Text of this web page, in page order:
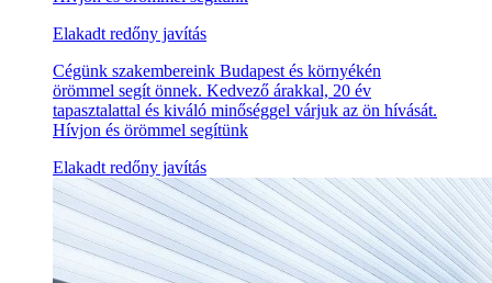
Elakadt redőny javítás
Cégünk szakembereink Budapest és környékén
örömmel segít önnek. Kedvező árakkal, 20 év
tapasztalattal és kiváló minőséggel várjuk az ön hívását.
Hívjon és örömmel segítünk
Elakadt redőny javítás